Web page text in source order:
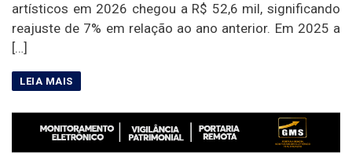
artísticos em 2026 chegou a R$ 52,6 mil, significando
reajuste de 7% em relação ao ano anterior. Em 2025 a
[…]